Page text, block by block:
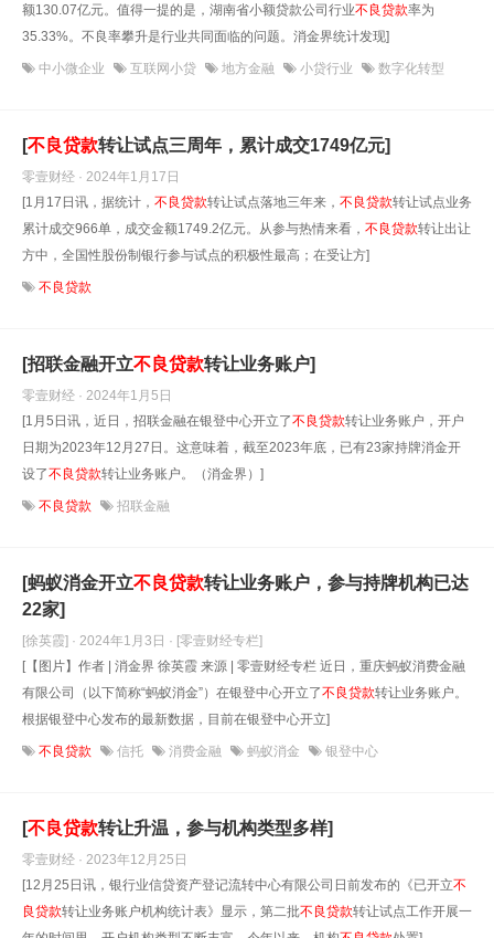
额130.07亿元。值得一提的是，湖南省小额贷款公司行业不良贷款率为
35.33%。不良率攀升是行业共同面临的问题。消金界统计发现]
中小微企业 互联网小贷 地方金融 小贷行业 数字化转型
[不良贷款转让试点三周年，累计成交1749亿元]
零壹财经 · 2024年1月17日
[1月17日讯，据统计， 不良贷款转让试点落地三年来， 不良贷款转让试点业务
累计成交966单，成交金额1749.2亿元。从参与热情来看， 不良贷款转让出让
方中，全国性股份制银行参与试点的积极性最高；在受让方]
不良贷款
[招联金融开立不良贷款转让业务账户]
零壹财经 · 2024年1月5日
[1月5日讯，近日，招联金融在银登中心开立了不良贷款转让业务账户，开户
日期为2023年12月27日。这意味着，截至2023年底，已有23家持牌消金开
设了不良贷款转让业务账户。（消金界）]
不良贷款 招联金融
[蚂蚁消金开立不良贷款转让业务账户，参与持牌机构已达
22家]
[徐英霞] · 2024年1月3日 · [零壹财经专栏]
[【图片】作者 | 消金界 徐英霞 来源 | 零壹财经专栏 近日，重庆蚂蚁消费金融
有限公司（以下简称“蚂蚁消金”）在银登中心开立了不良贷款转让业务账户。
根据银登中心发布的最新数据，目前在银登中心开立]
不良贷款 信托 消费金融 蚂蚁消金 银登中心
[不良贷款转让升温，参与机构类型多样]
零壹财经 · 2023年12月25日
[12月25日讯，银行业信贷资产登记流转中心有限公司日前发布的《已开立不
良贷款转让业务账户机构统计表》显示，第二批不良贷款转让试点工作开展一